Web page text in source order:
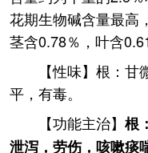
花期生物碱含量最高
茎含0.78％，叶含
【性味】根：
平，有毒。
【功能主治】 根
泄泻，劳伤，咳嗽痰